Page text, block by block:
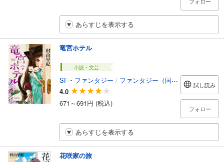
あらすじを表示する
竜宮ホテル
小説・文芸
SF・ファンタジー / ファンタジー（国内）
4.0
671～691円 (税込)
試し読み
フォロー
あらすじを表示する
花咲家の旅